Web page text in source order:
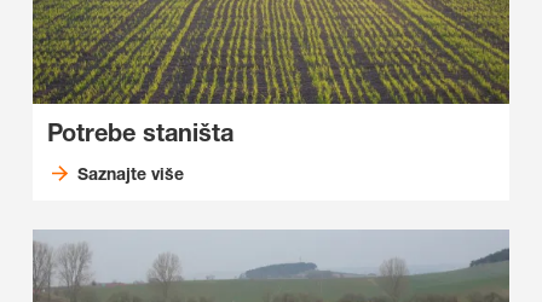
Potrebe staništa
Saznajte više